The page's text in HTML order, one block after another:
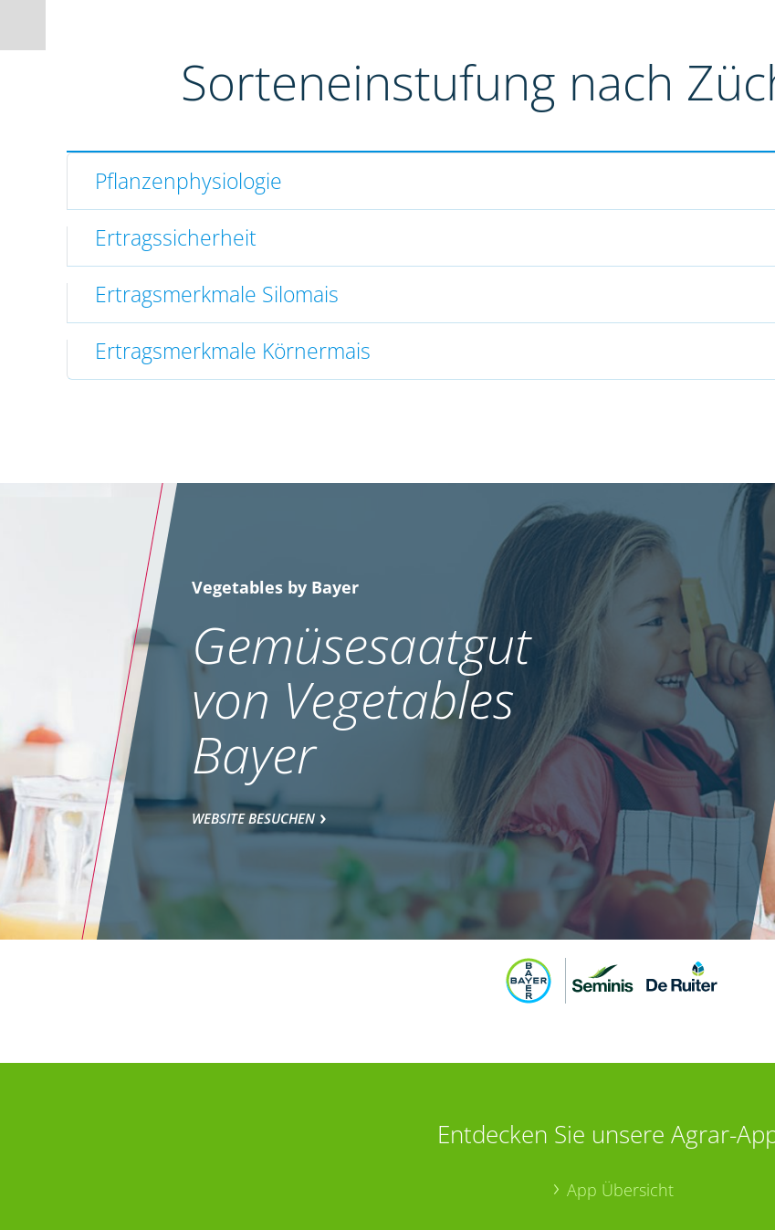
Sorteneinstufung nach
Pflanzenphysiologie
Ertragssicherheit
Ertragsmerkmale Silomais
Ertragsmerkmale Körnermais
Vegetables by Bayer
Gemüsesaatgut
von Vegetables
Bayer
WEBSITE BESUCHEN
Entdecken Sie unsere Agrar-
App Übersicht